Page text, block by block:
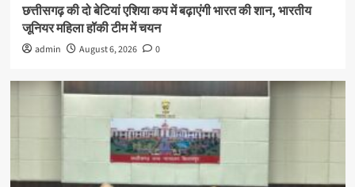
छत्तीसगढ़ की दो बेटियां एशिया कप में बढ़ाएंगी भारत की शान, भारतीय
जूनियर महिला हॉकी टीम में चयन
admin August 6, 2026 0